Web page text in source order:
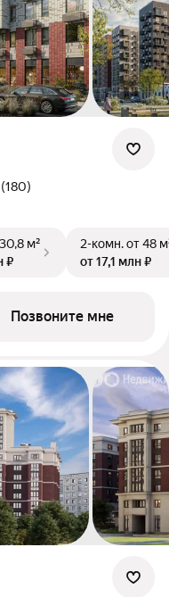
м²
₽
2-комн.от 48
от 17,1 млн ₽
Позвоните мне